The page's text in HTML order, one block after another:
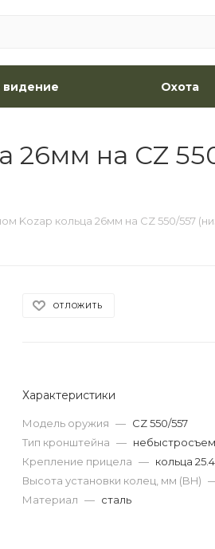
видение Охота
26мм на CZ
Kozap кольца 26мм на CZ 550/557
ОТЛОЖИТЬ
Характеристики
Модель оружия — CZ 550/557
Тип кронштейна —
Крепление прицела — кольца
Высота установки колец, мм (BH)
Материал — сталь